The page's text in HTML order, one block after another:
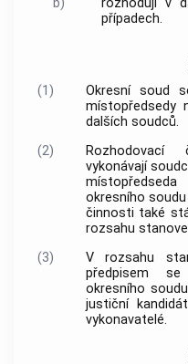
b)
rozhodují v
případech.
(1)
Okresní soud
místopředsedy
dalších soudců.
(2)
vykonávají
okresního
činnosti také
rozsahu
(3)
V rozsahu
předpisem
okresního
justiční
vykonavatelé.